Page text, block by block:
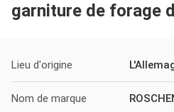
garniture de forage
Lieu d'origine
Nom de marque